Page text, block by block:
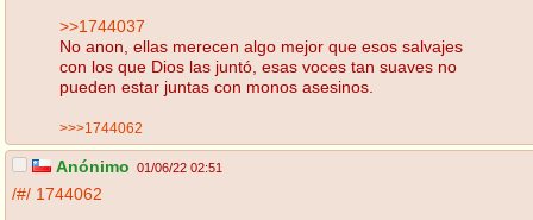
>>1744037
No anon, ellas merecen algo mejor que esos salvajes
con los que Dios las juntó, esas voces tan suaves no
pueden estar juntas con monos asesinos.
>>>1744062
Anónimo 01/06/22 02:51
/#/ 1744062